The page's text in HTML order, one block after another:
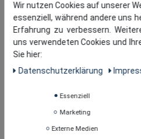
Wir nutzen Cookies auf unserer
essenziell, während andere uns
Erfahrung zu verbessern.
uns verwendeten Cookies und
Sie hier:
Daten­schutz­erklärung
Essenziell
Marketing
Externe Medien